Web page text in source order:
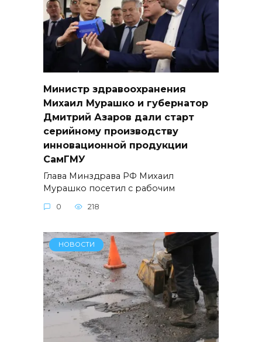
Министр здравоохранения
Михаил Мурашко и губернатор
Дмитрий Азаров дали старт
серийному производству
инновационной продукции
СамГМУ
Глава Минздрава РФ Михаил
Мурашко посетил с рабочим
0 218
НОВОСТИ